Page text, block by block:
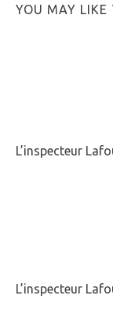
YOU MAY LIKE
L’inspecteur
L’inspecteur